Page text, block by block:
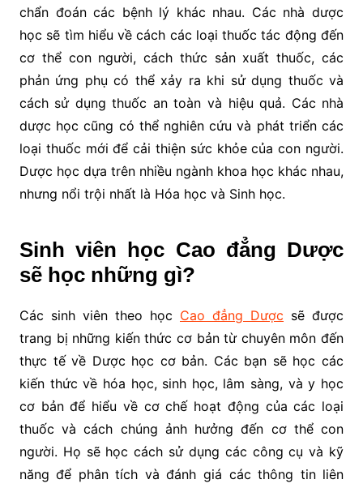
chẩn đoán các bệnh lý khác nhau. Các nhà dược
học sẽ tìm hiểu về cách các loại thuốc tác động đến
cơ thể con người, cách thức sản xuất thuốc, các
phản ứng phụ có thể xảy ra khi sử dụng thuốc và
cách sử dụng thuốc an toàn và hiệu quả. Các nhà
dược học cũng có thể nghiên cứu và phát triển các
loại thuốc mới để cải thiện sức khỏe của con người.
Dược học dựa trên nhiều ngành khoa học khác nhau,
nhưng nổi trội nhất là Hóa học và Sinh học.
Sinh viên học Cao đẳng Dược
sẽ học những gì?
Các sinh viên theo học Cao đẳng Dược sẽ được
trang bị những kiến thức cơ bản từ chuyên môn đến
thực tế về Dược học cơ bản. Các bạn sẽ học các
kiến thức về hóa học, sinh học, lâm sàng, và y học
cơ bản để hiểu về cơ chế hoạt động của các loại
thuốc và cách chúng ảnh hưởng đến cơ thể con
người. Họ sẽ học cách sử dụng các công cụ và kỹ
năng để phân tích và đánh giá các thông tin liên